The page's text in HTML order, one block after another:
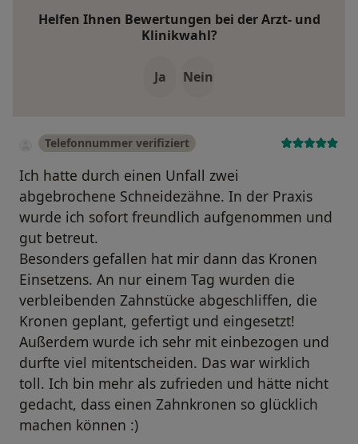
Helfen Ihnen Bewertungen bei der Arzt- und
Klinikwahl?
Ja Nein
Telefonnummer verifiziert
Ich hatte durch einen Unfall zwei
abgebrochene Schneidezähne. In der Praxis
wurde ich sofort freundlich aufgenommen und
gut betreut.
Besonders gefallen hat mir dann das Kronen
Einsetzens. An nur einem Tag wurden die
verbleibenden Zahnstücke abgeschliffen, die
Kronen geplant, gefertigt und eingesetzt!
Außerdem wurde ich sehr mit einbezogen und
durfte viel mitentscheiden. Das war wirklich
toll. Ich bin mehr als zufrieden und hätte nicht
gedacht, dass einen Zahnkronen so glücklich
machen können :)